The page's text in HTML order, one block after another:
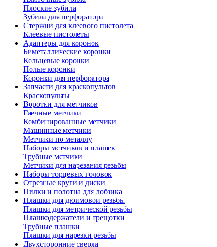
Плоские зубила
Зубила для перфоратора
Стержни для клеевого пистолета
Клеевые пистолеты
Адаптеры для коронок
Биметаллические коронки
Кольцевые коронки
Полые коронки
Коронки для перфоратора
Запчасти для краскопультов
Краскопульты
Воротки для метчиков
Гаечные метчики
Комбинированные метчики
Машинные метчики
Метчики по металлу
Наборы метчиков и плашек
Трубные метчики
Метчики для нарезания резьбы
Наборы торцевых головок
Отрезные круги и диски
Пилки и полотна для лобзика
Плашки для дюймовой резьбы
Плашки для метрической резьбы
Плашкодержатели и трещотки
Трубные плашки
Плашки для нарезки резьбы
Двухсторонние сверла